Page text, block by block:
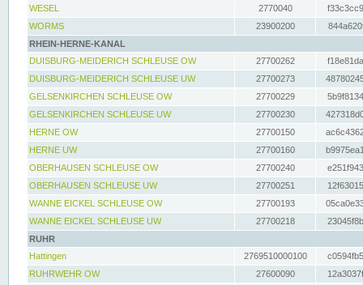
WESEL
2770040
WORMS
23900200
RHEIN-HERNE-KANAL
DUISBURG-MEIDERICH SCHLEUSE OW
27700262
DUISBURG-MEIDERICH SCHLEUSE UW
27700273
GELSENKIRCHEN SCHLEUSE OW
27700229
GELSENKIRCHEN SCHLEUSE UW
27700230
HERNE OW
27700150
HERNE UW
27700160
OBERHAUSEN SCHLEUSE OW
27700240
OBERHAUSEN SCHLEUSE UW
27700251
WANNE EICKEL SCHLEUSE OW
27700193
WANNE EICKEL SCHLEUSE UW
27700218
RUHR
Hattingen
2769510000100
RUHRWEHR OW
27600090